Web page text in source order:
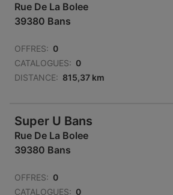
Rue De La Bolee
39380 Bans
OFFRES: 0
CATALOGUES: 0
DISTANCE: 815,37 km
Super U Bans
Rue De La Bolee
39380 Bans
OFFRES: 0
CATALOGUES: 0